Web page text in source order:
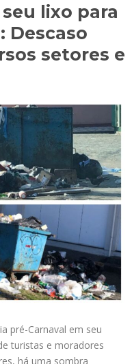
lixo para
Descaso
setores e
pré-Carnaval em seu
turistas e moradores
há uma sombra